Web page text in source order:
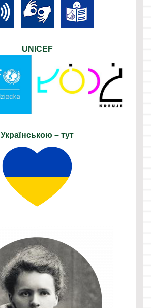
UNICEF
Українською – тут